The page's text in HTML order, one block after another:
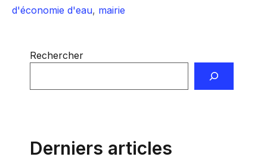
d'économie d'eau, mairie
Rechercher
Derniers articles